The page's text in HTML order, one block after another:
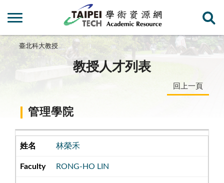
臺北科大教授
教授人才列表
回上一頁
管理學院
林榮禾
RONG-HO LIN